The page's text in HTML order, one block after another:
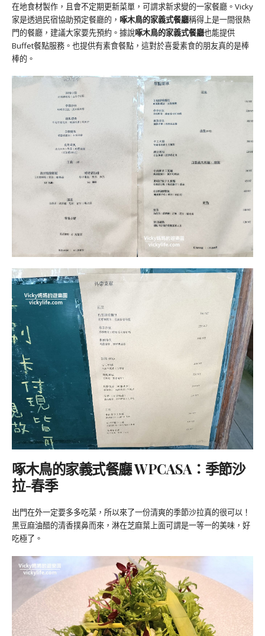
在地食材製作，且會不定期更新菜單，可謂求新求變的一家餐廳。Vicky
家是透過民宿協助預定餐廳的， 啄木鳥的家義式餐廳稱得上是一間很熱
門的餐廳，建議大家要先預約。據說啄木鳥的家義式餐廳也能提供
Buffet餐點服務。也提供有素食餐點，這對於喜愛素食的朋友真的是棒
棒的。
啄木鳥的家義式餐廳 WPCASA：季節沙
拉-春季
出門在外一定要多多吃菜，所以來了一份清爽的季節沙拉真的很可以！
黑豆麻油醋的清香撲鼻而來，淋在芝麻葉上面可謂是一等一的美味，好
吃極了。